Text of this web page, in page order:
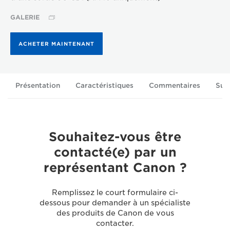
GALERIE
ACHETER MAINTENANT
Présentation Caractéristiques Commentaires
Souhaitez-vous être
contacté(e) par un
représentant Canon ?
Remplissez le court formulaire ci-
dessous pour demander à un spécialiste
des produits de Canon de vous
contacter.